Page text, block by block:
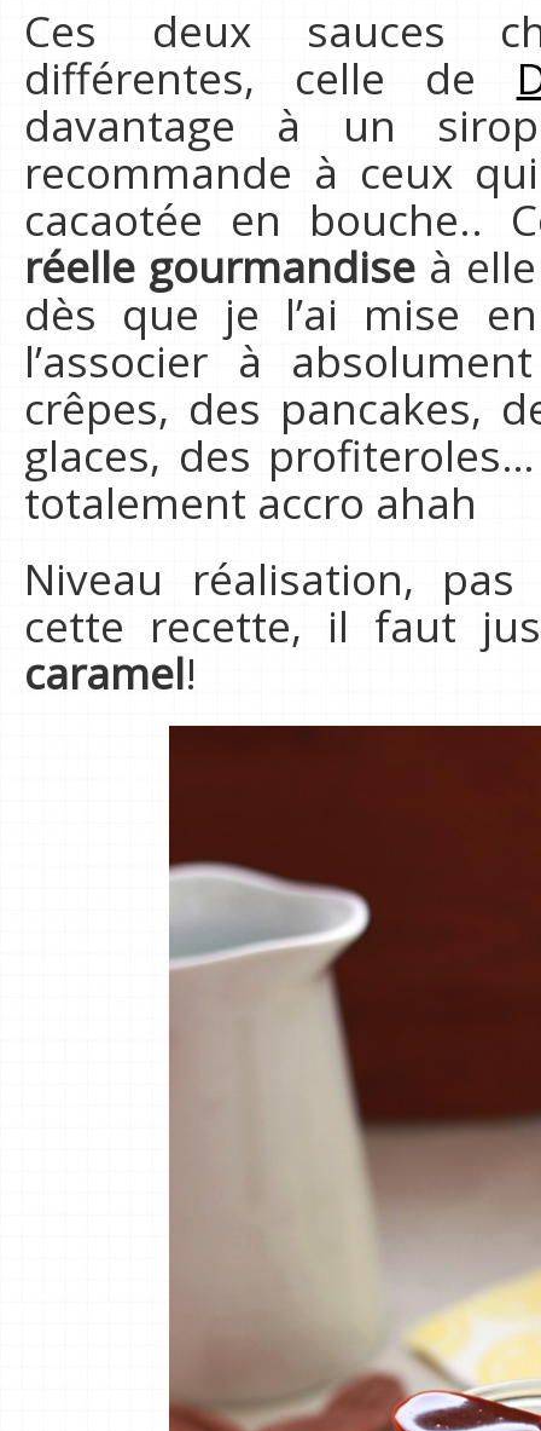
Ces deux sauces
différentes, celle de
davantage à un
recommande à ceux
cacaotée en bouche..
réelle gourmandise à
dès que je l’ai mise
l’associer à
crêpes, des pancakes,
glaces, des
totalement accro ahah
Niveau réalisation,
cette recette, il faut
caramel!